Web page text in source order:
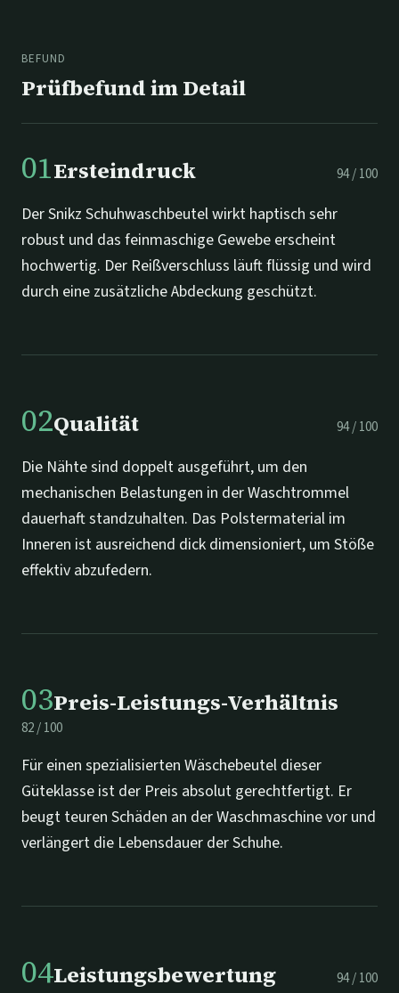
BEFUND
Prüfbefund im Detail
01Ersteindruck 94/100
Der Snikz Schuhwaschbeutel wirkt haptisch sehr
robust und das feinmaschige Gewebe erscheint
hochwertig. Der Reißverschluss läuft flüssig und wird
durch eine zusätzliche Abdeckung geschützt.
02Qualität 94/100
Die Nähte sind doppelt ausgeführt, um den
mechanischen Belastungen in der Waschtrommel
dauerhaft standzuhalten. Das Polstermaterial im
Inneren ist ausreichend dick dimensioniert, um Stöße
effektiv abzufedern.
03Preis-Leistungs-Verhältnis
82/100
Für einen spezialisierten Wäschebeutel dieser
Güteklasse ist der Preis absolut gerechtfertigt. Er
beugt teuren Schäden an der Waschmaschine vor und
verlängert die Lebensdauer der Schuhe.
04Leistungsbewertung 94/100